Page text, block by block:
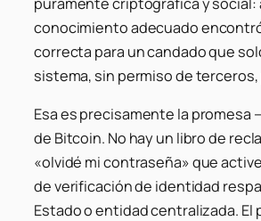
conocimiento adecuado
correcta para un candado que
sistema, sin permiso de terceros,
Esa es precisamente la promesa
de Bitcoin. No hay un libro de
«olvidé mi contraseña» que
de verificación de identidad
Estado o entidad centralizada. El